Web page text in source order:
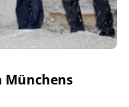
Münchens